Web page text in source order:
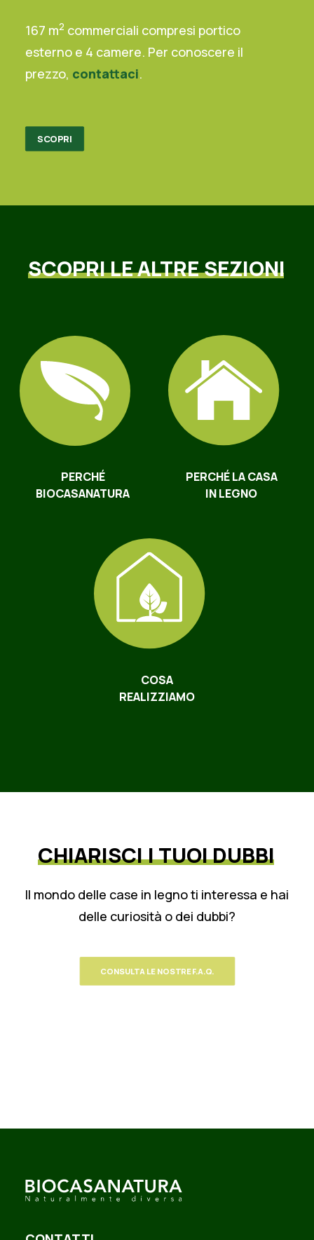
167 m2 commerciali compresi portico
esterno e 4 camere. Per conoscere il
prezzo, contattaci.
SCOPRI
SCOPRILEALTRESEZIONI
PERCHÉ
BIOCASANATURA
PERCHÉ LA CASA
IN LEGNO
COSA
REALIZZIAMO
CHIARISCIITUOIDUBBI
Il mondo delle case in legno ti interessa e hai
delle curiosità o dei dubbi?
CONSULTA LE NOSTRE F.A.Q.